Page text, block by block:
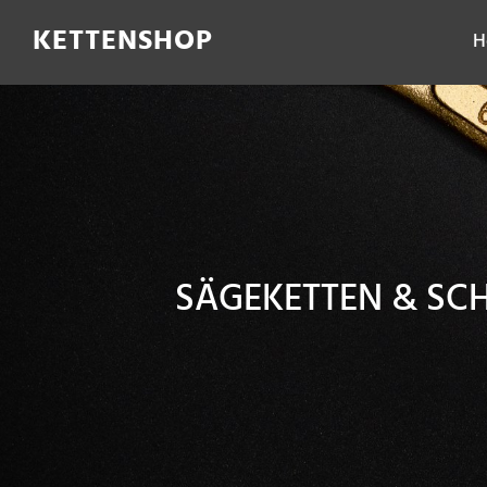
KETTENSHOP
SÄGEKETTEN &
Filter